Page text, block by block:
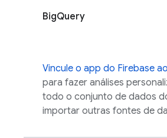
BigQuery
Vincule o app do Firebase
para fazer análises
todo o conjunto de dados
importar outras fontes de